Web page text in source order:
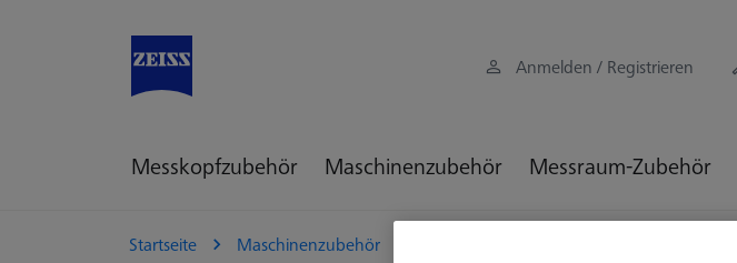
Anmelden / Registrieren
Messkopfzubehör Maschinenzubehör Messraum-Zubehör
Startseite Maschinenzubehör